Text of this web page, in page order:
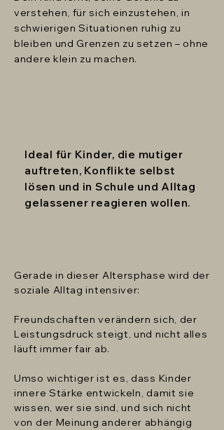
verstehen, für sich einzustehen, in
schwierigen Situationen ruhig zu
bleiben und Grenzen zu setzen – ohne
andere klein zu machen.
Ideal für Kinder, die mutiger
auftreten, Konflikte selbst
lösen und in Schule und Alltag
gelassener reagieren wollen.
Gerade in dieser Altersphase wird der
soziale Alltag intensiver:
Freundschaften verändern sich, der
Leistungsdruck steigt, und nicht alles
läuft immer fair ab.
Umso wichtiger ist es, dass Kinder
innere Stärke entwickeln, damit sie
wissen, wer sie sind, und sich nicht
von der Meinung anderer abhängig